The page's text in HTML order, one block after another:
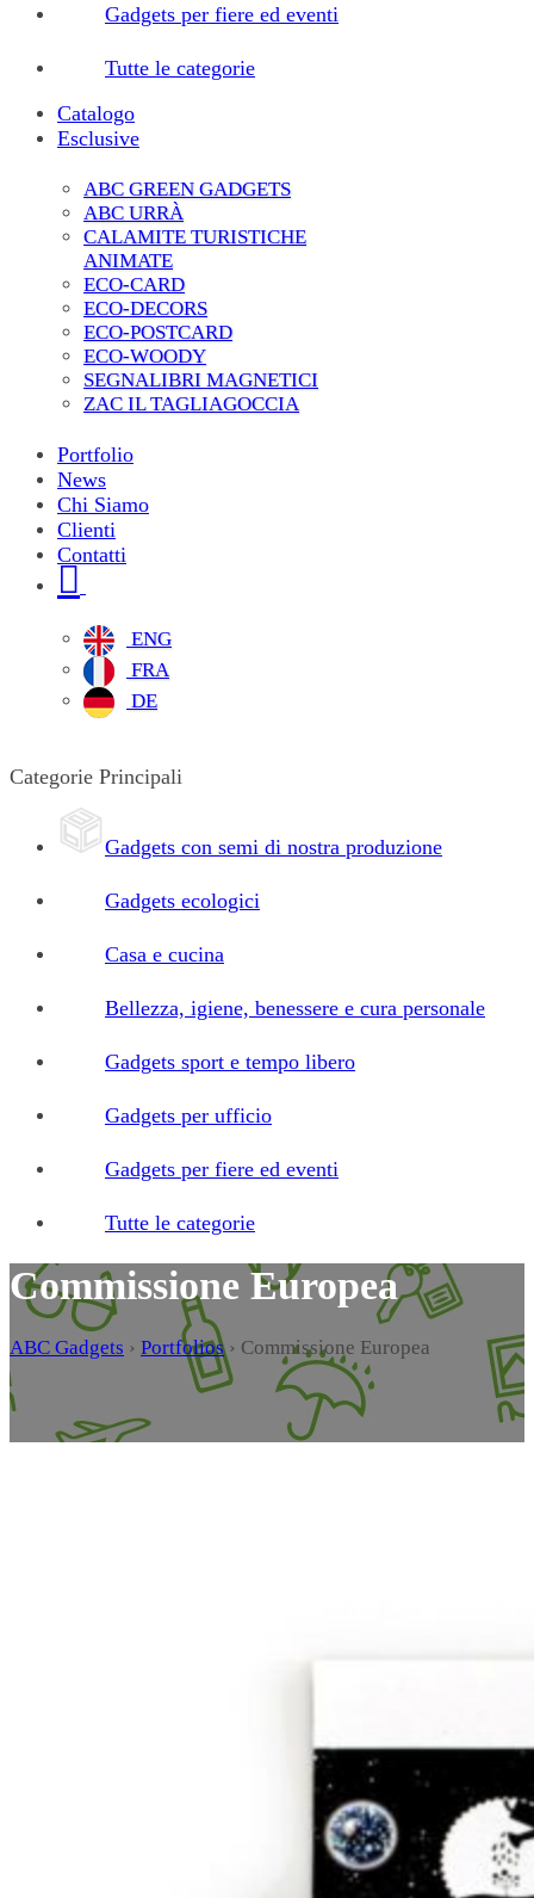
Gadgets per fiere ed eventi
Tutte le categorie
Catalogo
Esclusive
ABC GREEN GADGETS
ABC URRÀ
CALAMITE TURISTICHE
ANIMATE
ECO-CARD
ECO-DECORS
ECO-POSTCARD
ECO-WOODY
SEGNALIBRI MAGNETICI
ZAC IL TAGLIAGOCCIA
Portfolio
News
Chi Siamo
Clienti
Contatti
ENG
FRA
DE
Categorie Principali
Gadgets con semi di nostra produzione
Gadgets ecologici
Casa e cucina
Bellezza, igiene, benessere e cura personale
Gadgets sport e tempo libero
Gadgets per ufficio
Gadgets per fiere ed eventi
Tutte le categorie
Commissione Europea
ABC Gadgets › Portfolios › Commissione Europea